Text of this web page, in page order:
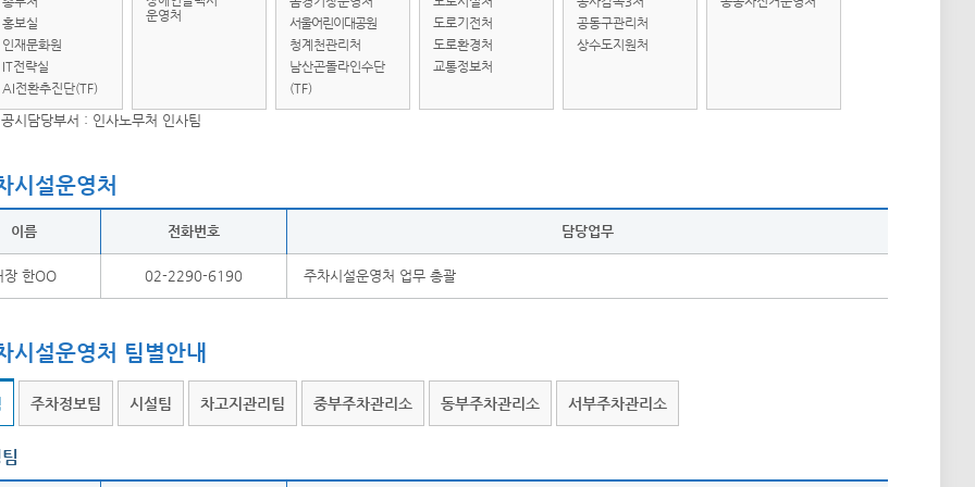
홍보실
인재문화원
IT전략실
AI전환추진단(TF)
운영처
서울어린이대공원
청계천관리처
남산곤돌라인수단
(TF)
도로기전처
도로환경처
교통정보처
공동구관리처
상수도지원처
시담당부서 : 인사노무처 인사팀
시설운영처
이름 전화번호 담당업무
장 한OO 02-2290-6190 주차시설운영처 업무 총괄
시설운영처 팀별안내
주차정보팀 시설팀 차고지관리팀 중부주차관리소 동부주차관리소 서부주차관리소